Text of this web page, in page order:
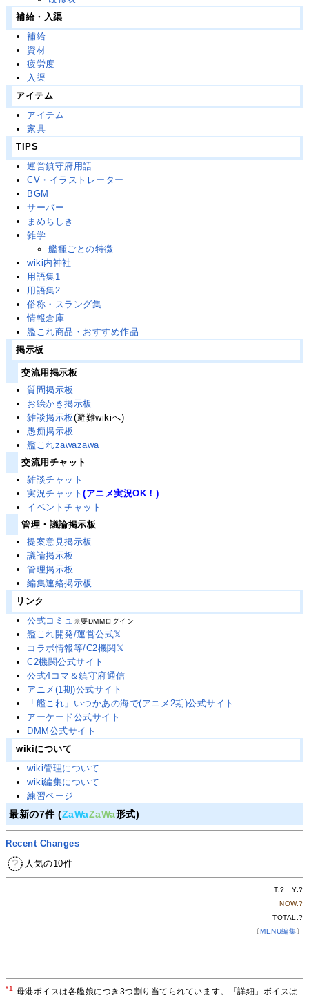
補給・入渠
補給
資材
疲労度
入渠
アイテム
アイテム
家具
TIPS
運営鎮守府用語
CV・イラストレーター
BGM
サーバー
まめちしき
雑学
艦種ごとの特徴
wiki内神社
用語集1
用語集2
俗称・スラング集
情報倉庫
艦これ商品・おすすめ作品
掲示板
交流用掲示板
質問掲示板
お絵かき掲示板
雑談掲示板(避難wikiへ)
愚痴掲示板
艦これzawazawa
交流用チャット
雑談チャット
実況チャット(アニメ実況OK！)
イベントチャット
管理・議論掲示板
提案意見掲示板
議論掲示板
管理掲示板
編集連絡掲示板
リンク
公式コミュ ※要DMMログイン
艦これ開発/運営公式𝕏
コラボ情報等/C2機関𝕏
C2機関公式サイト
公式4コマ＆鎮守府通信
アニメ(1期)公式サイト
「艦これ」いつかあの海で(アニメ2期)公式サイト
アーケード公式サイト
DMM公式サイト
wikiについて
wiki管理について
wiki編集について
練習ページ
最新の7件 (ZaWaZaWa形式)
Recent Changes
人気の10件
T.? Y.?
NOW.?
TOTAL.?
〔MENU編集〕
*1 母港ボイスは各艦娘につき3つ割り当てられています。「詳細」ボイスは